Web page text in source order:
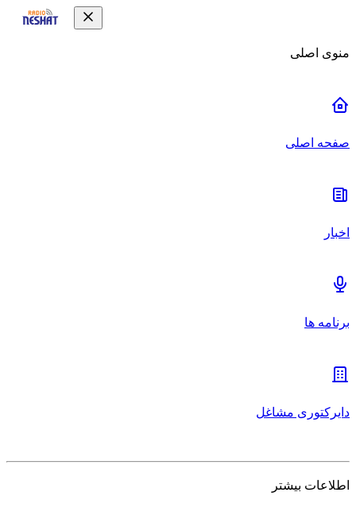
منوی اصلی
صفحه اصلی
اخبار
برنامه ها
دایرکتوری مشاغل
اطلاعات بیشتر